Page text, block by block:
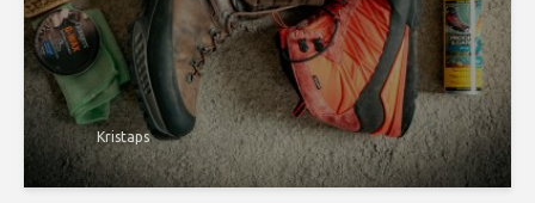
Kristaps